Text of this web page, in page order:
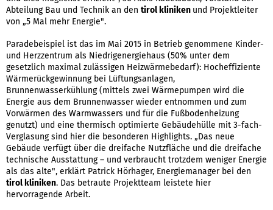
Abteilung Bau und Technik an den tirol kliniken und Projektleiter
von „5 Mal mehr Energie".
Paradebeispiel ist das im Mai 2015 in Betrieb genommene Kinder-
und Herzzentrum als Niedrigenergiehaus (50% unter dem
gesetzlich maximal zulässigen Heizwärmebedarf): Hocheffiziente
Wärmerückgewinnung bei Lüftungsanlagen,
Brunnenwasserkühlung (mittels zwei Wärmepumpen wird die
Energie aus dem Brunnenwasser wieder entnommen und zum
Vorwärmen des Warmwassers und für die Fußbodenheizung
genutzt) und eine thermisch optimierte Gebäudehülle mit 3-fach-
Verglasung sind hier die besonderen Highlights. „Das neue
Gebäude verfügt über die dreifache Nutzfläche und die dreifache
technische Ausstattung – und verbraucht trotzdem weniger Energie
als das alte", erklärt Patrick Hörhager, Energiemanager bei den
tirol kliniken. Das betraute Projektteam leistete hier
hervorragende Arbeit.